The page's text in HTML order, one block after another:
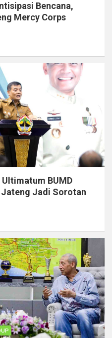
Bencana,
Mercy Corps
BUMD
Jateng Jadi Sorotan